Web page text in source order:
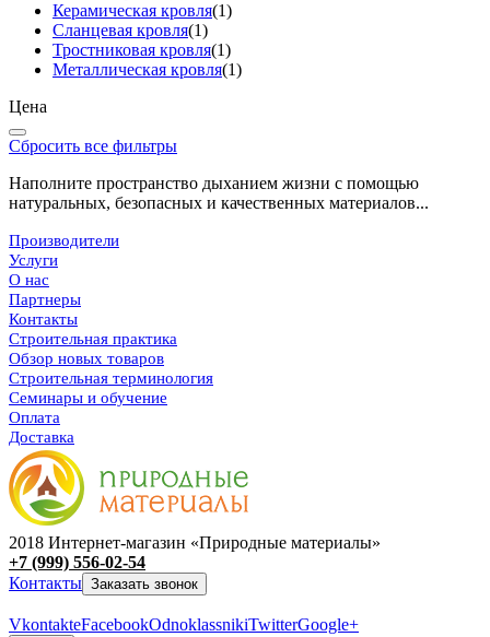
Керамическая кровля(1)
Сланцевая кровля(1)
Тростниковая кровля(1)
Металлическая кровля(1)
Цена
Сбросить все фильтры
Наполните пространство дыханием жизни с помощью
натуральных, безопасных и качественных материалов...
Производители
Услуги
О нас
Партнеры
Контакты
Строительная практика
Обзор новых товаров
Строительная терминология
Семинары и обучение
Оплата
Доставка
2018 Интернет-магазин «Природные материалы»
+7 (999) 556-02-54
Контакты Заказать звонок
VkontakteFacebookOdnoklassnikiTwitterGoogle+